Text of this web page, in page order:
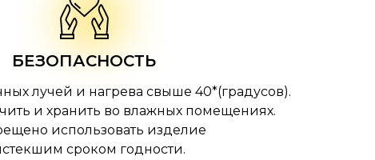
БЕЗОПАСНОСТЬ
лучей и нагрева свыше 40*(градусов).
и хранить во влажных помещениях.
использовать изделие
сроком годности.